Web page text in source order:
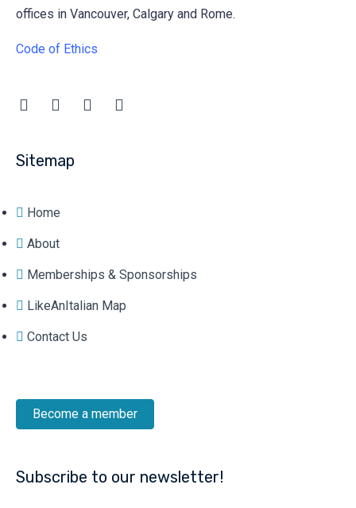
offices in Vancouver, Calgary and Rome.
Code of Ethics
Sitemap
Home
About
Memberships & Sponsorships
LikeAnItalian Map
Contact Us
Become a member
Subscribe to our newsletter!